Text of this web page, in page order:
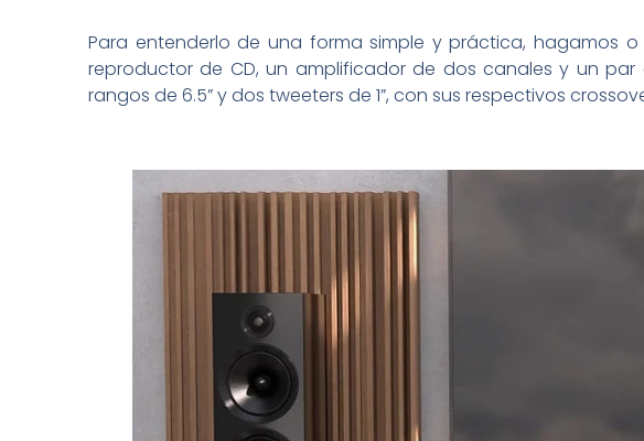
Para entenderlo de una forma simple y práctica, hagamos
reproductor de CD, un amplificador de dos canales y un
rangos de 6.5” y dos tweeters de 1”, con sus respectivos